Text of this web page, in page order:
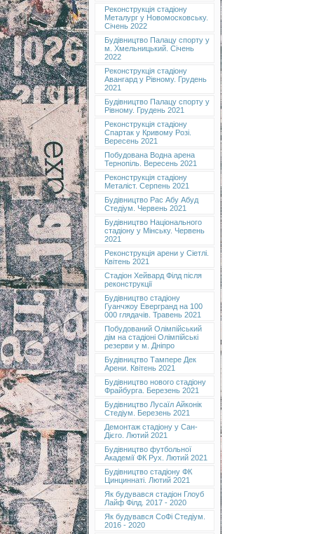
Реконструкція стадіону
Металург у Новомосковську.
Січень 2022
Будівництво Палацу спорту у
м. Хмельницький. Січень
2022
Реконструкція стадіону
Авангард у Рівному. Грудень
2021
Будівництво Палацу спорту у
Рівному. Грудень 2021
Реконструкція стадіону
Спартак у Кривому Розі.
Вересень 2021
Побудована Водна арена
Тернопіль. Вересень 2021
Реконструкція стадіону
Металіст. Серпень 2021
Будівництво Рас Абу Абуд
Стедіум. Червень 2021
Будівництво Національного
стадіону у Мінську. Червень
2021
Реконструкція арени у Сіетлі.
Квітень 2021
Стадіон Хейвард Філд після
реконструкції
Будівництво стадіону
Гуанчжоу Евергранд на 100
000 глядачів. Травень 2021
Побудований Олімпійський
дім на стадіоні Олімпійські
резерви у м. Дніпро
Будівництво Тампере Дек
Арени. Квітень 2021
Будівництво нового стадіону
Фрайбурга. Березень 2021
Будівництво Лусаїл Айконік
Стедіум. Березень 2021
Демонтаж стадіону у Сан-
Дієго. Лютий 2021
Будівництво футбольної
Академії ФК Рух. Лютий 2021
Будівництво стадіону ФК
Цинциннаті. Лютий 2021
Як будувався стадіон Глоуб
Лайф Філд. 2017 - 2020
Як будувався СоФі Стедіум.
2016 - 2020